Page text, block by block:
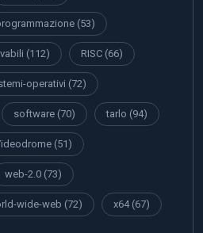
(53)
(112) RISC (66)
operativi (72)
software (70) tarlo (94)
(51)
web-2.0 (73)
wide-web (72) x64(67)